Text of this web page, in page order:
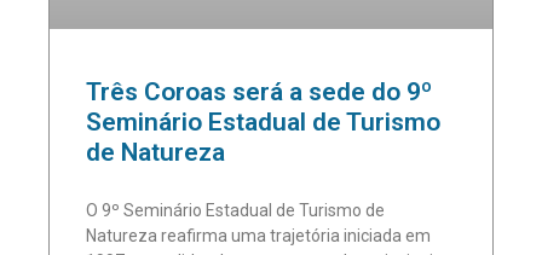
Três Coroas será a sede do 9º
Seminário Estadual de Turismo
de Natureza
O 9º Seminário Estadual de Turismo de
Natureza reafirma uma trajetória iniciada em